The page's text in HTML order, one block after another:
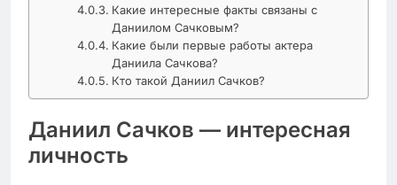
Какие интересные факты связаны с
Даниилом Сачковым?
Какие были первые работы актера
Даниила Сачкова?
Кто такой Даниил Сачков?
Даниил Сачков — интересная
личность